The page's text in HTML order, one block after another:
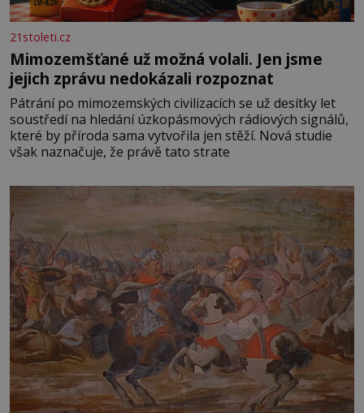
21stoleti.cz
Mimozemšťané už možná volali. Jen jsme
jejich zprávu nedokázali rozpoznat
Pátrání po mimozemských civilizacích se už desítky let
soustředí na hledání úzkopásmových rádiových signálů,
které by příroda sama vytvořila jen stěží. Nová studie
však naznačuje, že právě tato strate